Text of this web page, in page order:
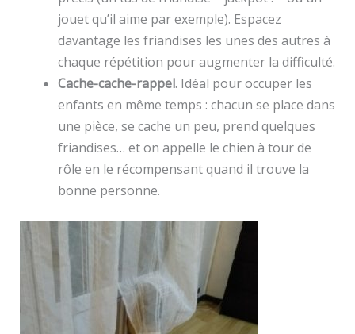
jouet qu’il aime par exemple). Espacez
davantage les friandises les unes des autres à
chaque répétition pour augmenter la difficulté.
Cache-cache-rappel. Idéal pour occuper les
enfants en même temps : chacun se place dans
une pièce, se cache un peu, prend quelques
friandises… et on appelle le chien à tour de
rôle en le récompensant quand il trouve la
bonne personne.